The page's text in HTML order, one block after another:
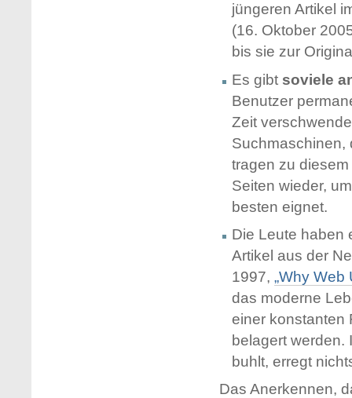
jüngeren Artikel
(16. Oktober
bis sie zur
Es gibt soviele
Benutzer
Zeit
Suchmaschinen,
tragen zu
Seiten wieder,
besten eignet.
Die Leute haben
Artikel aus der
1997,„Why Web
das moderne
einer konstanten
belagert werden.
buhlt, erregt
Das Anerkennen,